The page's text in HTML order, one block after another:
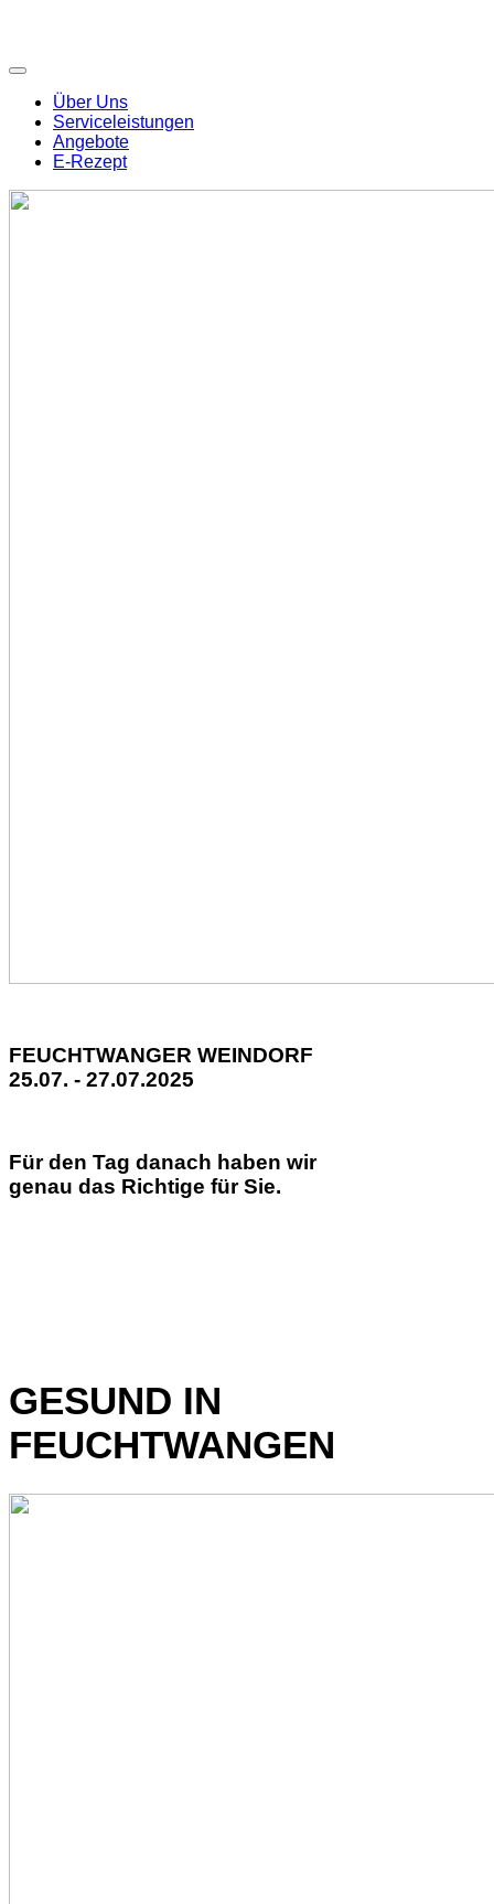
Über Uns
Serviceleistungen
Angebote
E-Rezept
FEUCHTWANGER WEINDORF
25.07. - 27.07.2025
Für den Tag danach haben wir
genau das Richtige für Sie.
GESUND IN
FEUCHTWANGEN